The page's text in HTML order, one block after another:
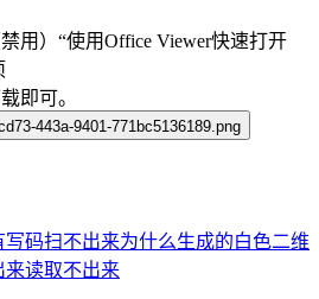
用）“使用Office Viewer快速打开
即可。
写码扫不出来为什么生成的白色二维
来读取不出来